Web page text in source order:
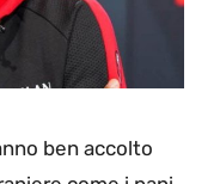
ben accolto